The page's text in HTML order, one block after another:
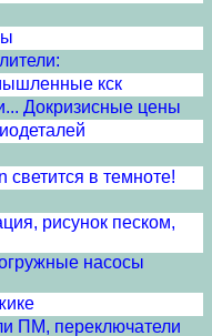
кск
Докризисные цены
в темноте!
рисунок песком,
насосы
ПМ, переключатели